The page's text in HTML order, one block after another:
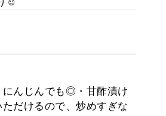
にんじんでも◎・甘酢漬け
だけるので、炒めすぎな